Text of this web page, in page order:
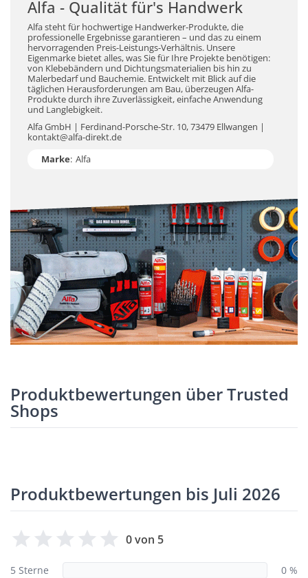
Alfa - Qualität für's Handwerk
Alfa steht für hochwertige Handwerker-Produkte, die
professionelle Ergebnisse garantieren – und das zu einem
hervorragenden Preis-Leistungs-Verhältnis. Unsere
Eigenmarke bietet alles, was Sie für Ihre Projekte benötigen:
von Klebebändern und Dichtungsmaterialien bis hin zu
Malerbedarf und Bauchemie. Entwickelt mit Blick auf die
täglichen Herausforderungen am Bau, überzeugen Alfa-
Produkte durch ihre Zuverlässigkeit, einfache Anwendung
und Langlebigkeit.
Alfa GmbH | Ferdinand-Porsche-Str. 10, 73479 Ellwangen |
kontakt@alfa-direkt.de
Marke: Alfa
Produktbewertungen über Trusted
Shops
Produktbewertungen bis Juli 2026
0 von 5
5 Sterne
0 %